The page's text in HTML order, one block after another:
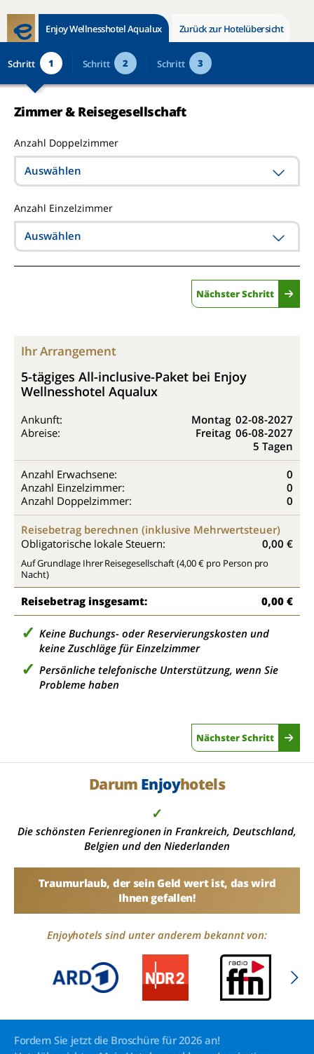
Enjoy Wellnesshotel Aqualux Zurück zur Hotelübersicht
Schritt 1 Schritt 2 Schritt 3
Zimmer & Reisegesellschaft
Anzahl Doppelzimmer
Auswählen
Anzahl Einzelzimmer
Auswählen
Nächster Schritt
Ihr Arrangement
5-tägiges All-inclusive-Paket bei Enjoy
Wellnesshotel Aqualux
Ankunft: Montag 02-08-2027
Abreise:
Freitag 06-08-2027
5 Tagen
Anzahl Erwachsene:
0
Anzahl Einzelzimmer:
0
Anzahl Doppelzimmer:
0
Reisebetrag berechnen (inklusive Mehrwertsteuer)
Obligatorische lokale Steuern:
0,00 €
Auf Grundlage Ihrer Reisegesellschaft (4,00 € pro Person pro
Nacht)
Reisebetrag insgesamt: 0,00 €
Keine Buchungs- oder Reservierungskosten und
keine Zuschläge für Einzelzimmer
Persönliche telefonische Unterstützung, wenn Sie
Probleme haben
Nächster Schritt
Darum Enjoyhotels
✓
Die schönsten Ferienregionen in Frankreich, Deutschland,
Belgien und den Niederlanden
Traumurlaub, der sein Geld wert ist, das wird
Ihnen gefallen!
Enjoyhotels sind unter anderem bekannt von:
Fordern Sie jetzt die Broschüre für 2026 an!